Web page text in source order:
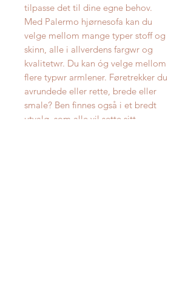
tilpasse det til dine egne behov.
Med Palermo hjørnesofa kan du
velge mellom mange typer stoff og
skinn, alle i allverdens fargwr og
kvalitetwr. Du kan óg velge mellom
flere typwr armlener. Føretrekker du
avrundede eller rette, brede eller
smale? Ben finnes også i et bredt
utvalg, som alle vil sette sitt